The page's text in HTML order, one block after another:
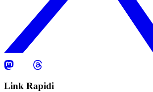
Link Rapidi